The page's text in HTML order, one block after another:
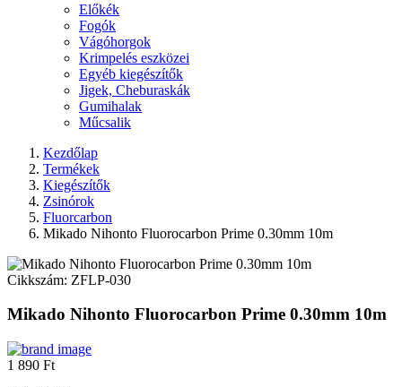
Előkék
Fogók
Vágóhorgok
Krimpelés eszközei
Egyéb kiegészítők
Jigek, Cheburaskák
Gumihalak
Műcsalik
Kezdőlap
Termékek
Kiegészítők
Zsinórok
Fluorcarbon
Mikado Nihonto Fluorocarbon Prime 0.30mm 10m
Cikkszám: ZFLP-030
Mikado Nihonto Fluorocarbon Prime 0.30mm 10m
1 890 Ft